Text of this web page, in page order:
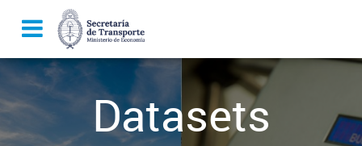
Datasets